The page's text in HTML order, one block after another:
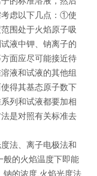
考虑以下几点：①使
围处于火焰原子吸
液中钾、钠离子的
面应尽可能接近待
液和试液的其他组
得其基态原子数下
列和试液都要加相
是对照有关标准去
法、离子电极法和
般的火焰温度下即能
钠的浓度,火焰光度法